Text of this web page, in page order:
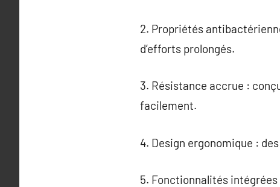
2. Propriétés
d’efforts prolongés.
3. Résistance accrue :
facilement.
4. Design ergonomique :
5. Fonctionnalités